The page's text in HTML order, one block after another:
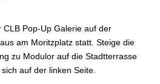
Pop-Up Galerie auf der
am Moritzplatz statt. Steige die
zu Modulor auf die Stadtterrasse
auf der linken Seite.